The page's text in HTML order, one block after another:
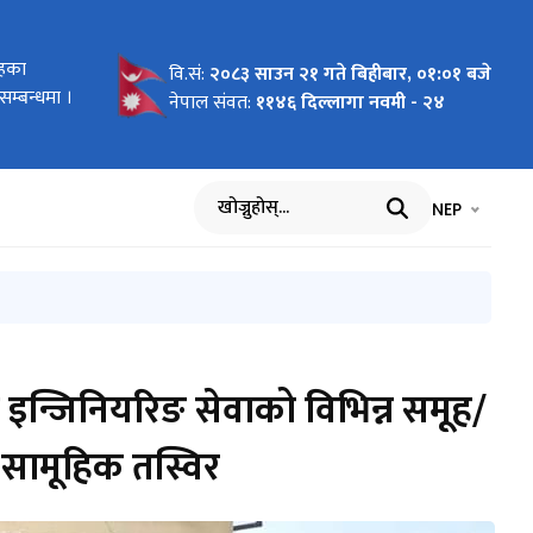
।
।
वि.सं: २०८३ साउन २१ गते बिहीबार, ०१:०१ बजे
नेपाल संवत: ११४६ दिल्लागा नवमी - २४
खोज्नुहोस् भाषा चयन
NEP
सेवाको विभिन्न समूह/
तस्विर